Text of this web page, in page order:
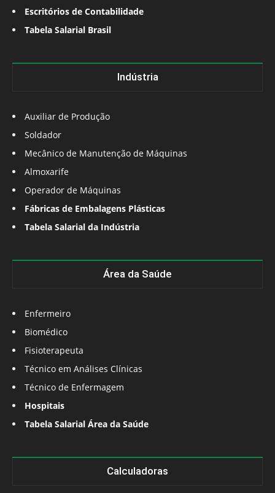
Escritórios de Contabilidade
Tabela Salarial Brasil
Indústria
Auxiliar de Produção
Soldador
Mecânico de Manutenção de Máquinas
Almoxarife
Operador de Máquinas
Fábricas de Embalagens Plásticas
Tabela Salarial da Indústria
Área da Saúde
Enfermeiro
Biomédico
Fisioterapeuta
Técnico em Análises Clínicas
Técnico de Enfermagem
Hospitais
Tabela Salarial Área da Saúde
Calculadoras